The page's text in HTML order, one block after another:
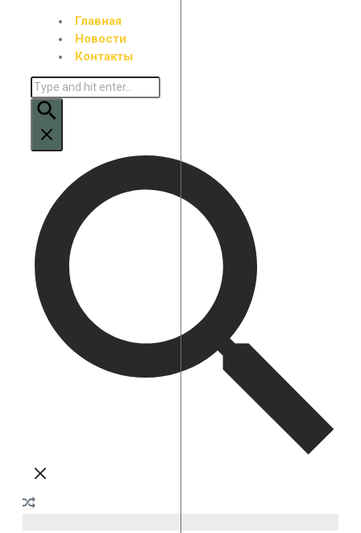
Главная
Новости
Контакты
Искать: